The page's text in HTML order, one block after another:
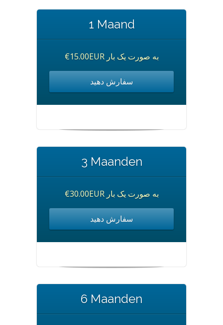
1 Maand
€15.00EUR به صورت یک بار
سفارش دهید
3 Maanden
€30.00EUR به صورت یک بار
سفارش دهید
6 Maanden